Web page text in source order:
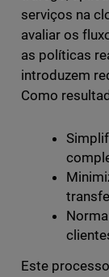
serviços na
avaliar os
as políticas
introduzem
Como
Este